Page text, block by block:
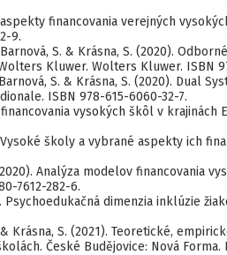
aspekty financovania verejných
9.
Barnová, S. & Krásna, S. (2020).
Kluwer. Wolters Kluwer. ISBN
S. & Krásna, S. (2020). Dual
ISBN 978-615-6060-32-7.
financovania vysokých škôl v
školy a vybrané aspekty ich
Analýza modelov financovania
7612-282-6.
Psychoedukačná dimenzia inklúzie
& Krásna, S. (2021). Teoretické,
České Budějovice: Nová Forma.